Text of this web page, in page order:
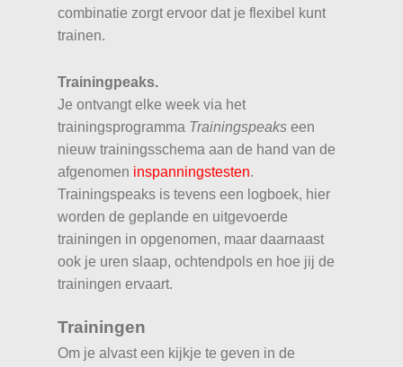
combinatie zorgt ervoor dat je flexibel kunt
trainen.
Trainingpeaks.
Je ontvangt elke week via het
trainingsprogramma Trainingspeaks een
nieuw trainingsschema aan de hand van de
afgenomen inspanningstesten.
Trainingspeaks is tevens een logboek, hier
worden de geplande en uitgevoerde
trainingen in opgenomen, maar daarnaast
ook je uren slaap, ochtendpols en hoe jij de
trainingen ervaart.
Trainingen
Om je alvast een kijkje te geven in de